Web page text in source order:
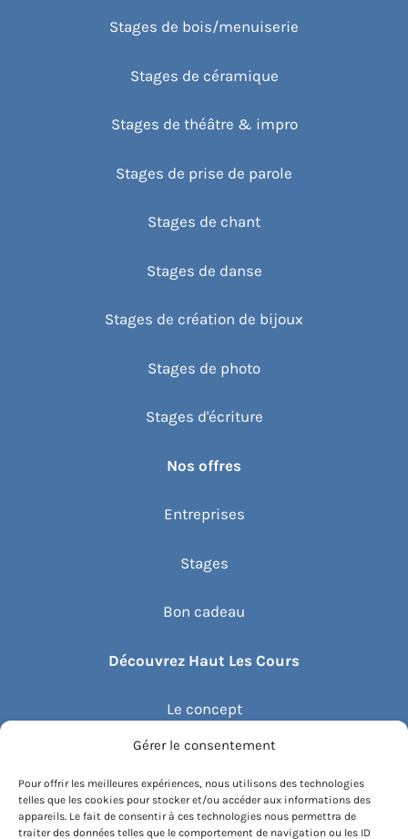
Gérer le consentement
Pour offrir les meilleures expériences, nous utilisons des technologies
telles que les cookies pour stocker et/ou accéder aux informations des
appareils. Le fait de consentir à ces technologies nous permettra de
traiter des données telles que le comportement de navigation ou les ID
Stages de bois/menuiserie
Stages de céramique
Stages de théâtre & impro
Stages de prise de parole
Stages de chant
Stages de danse
Stages de création de bijoux
Stages de photo
Stages d'écriture
Nos offres
Entreprises
Stages
Bon cadeau
Découvrez Haut Les Cours
Le concept
Blog